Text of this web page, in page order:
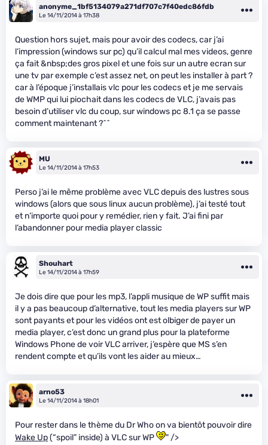
anonyme_1bf5134079a271df707c7f40edc86fdb
Le 14/11/2014 à 17h38
Question hors sujet, mais pour avoir des codecs, car j’ai
l’impression (windows sur pc) qu’il calcul mal mes videos, genre
ça fait &nbsp;des gros pixel et une fois sur un autre ecran sur
une tv par exemple c’est assez net, on peut les installer à part ?
car à l’époque j’installais vlc pour les codecs et je me servais
de WMP qui lui piochait dans les codecs de VLC, j’avais pas
besoin d’utiliser vlc du coup, sur windows pc 8.1 ça se passe
comment maintenant ?^^
MU
Le 14/11/2014 à 17h53
Perso j’ai le même problème avec VLC depuis des lustres sous
windows (alors que sous linux aucun problème), j’ai testé tout
et n’importe quoi pour y remédier, rien y fait. J’ai fini par
l’abandonner pour media player classic
Shouhart
Le 14/11/2014 à 17h59
Je dois dire que pour les mp3, l’appli musique de WP suffit mais
il y a pas beaucoup d’alternative, tout les media players sur WP
sont payants et pour les vidéos ont est olbiger de payer un
media player, c’est donc un grand plus pour la plateforme
Windows Phone de voir VLC arriver, j’espère que MS s’en
rendent compte et qu’ils vont les aider au mieux…
arno53
Le 14/11/2014 à 18h01
Pour rester dans le thème du Dr Who on va bientôt pouvoir dire
Wake Up(“spoil” inside) à VLC sur WP " />